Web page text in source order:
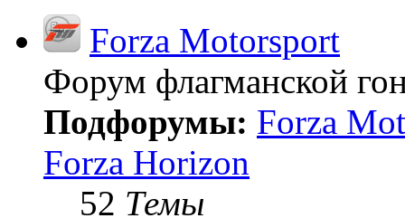
Forza Motorsport
Форум флагманской
Подфорумы: Forza
Forza Horizon
52 Темы